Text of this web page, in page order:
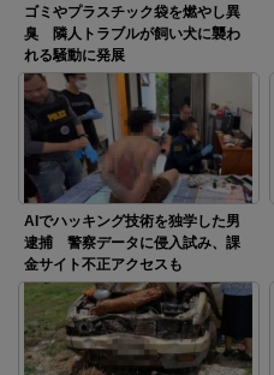
ゴミやプラスチック袋を燃やし異
臭 隣人トラブルが飼い犬に襲わ
れる騒動に発展
AIでハッキング技術を独学した男
逮捕 警察データに侵入試み、課
金サイト不正アクセスも